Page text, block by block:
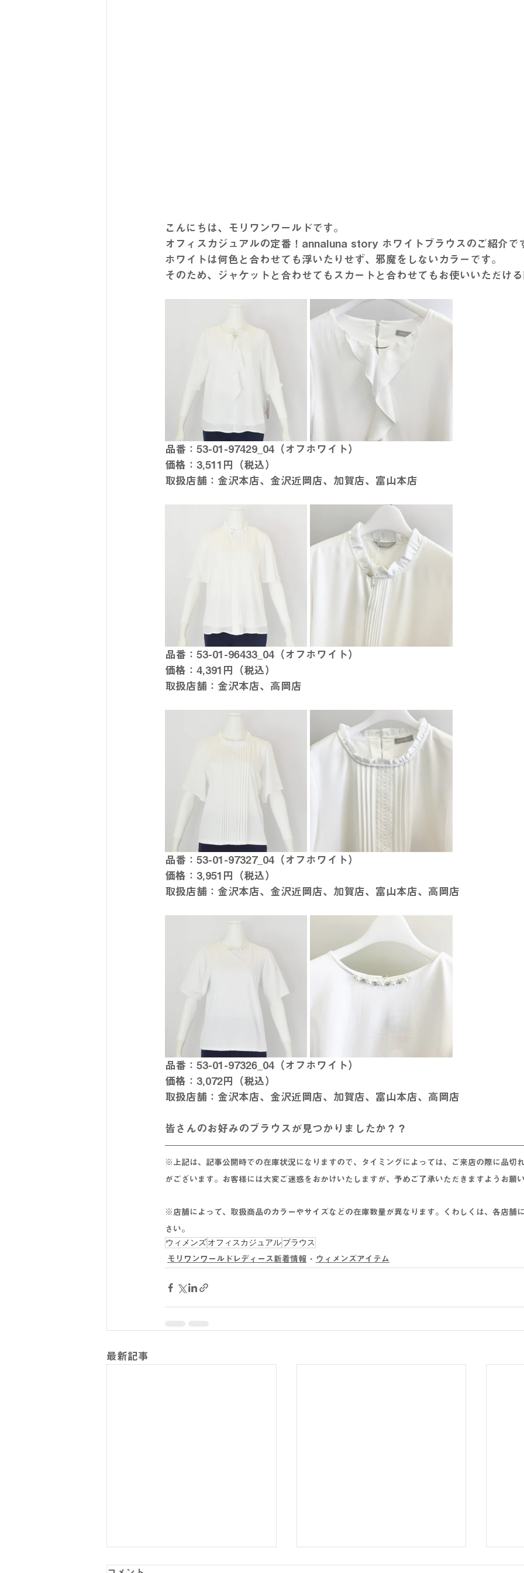
こんにちは、モリワンワールドです。
オフィスカジュアルの定番！annaluna story ホワイトブラウスのご紹介で
ホワイトは何色と合わせても浮いたりせず、邪魔をしないカラーです。
そのため、ジャケットと合わせてもスカートと合わせてもお使いいただけ
品番：53-01-97429_04（オフホワイト）
価格：3,511円（税込）
取扱店舗：金沢本店、金沢近岡店、加賀店、富山本店
品番：53-01-96433_04（オフホワイト）
価格：4,391円（税込）
取扱店舗：金沢本店、高岡店
品番：53-01-97327_04（オフホワイト）
価格：3,951円（税込）
取扱店舗：金沢本店、金沢近岡店、加賀店、富山本店、高岡店
品番：53-01-97326_04（オフホワイト）
価格：3,072円（税込）
取扱店舗：金沢本店、金沢近岡店、加賀店、富山本店、高岡店
皆さんのお好みのブラウスが見つかりましたか？？
※上記は、記事公開時での在庫状況になりますので、タイミングによっては、ご来店の際に品切
がございます。お客様には大変ご迷惑をおかけいたしますが、予めご了承いただきますようお願
※店舗によって、取扱商品のカラーやサイズなどの在庫数量が異なります。くわしくは、各店舗
さい。
ウィメンズオフィスカジュアルブラウス
モリワンワールドレディース新着情報 ウィメンズアイテム
最新記事